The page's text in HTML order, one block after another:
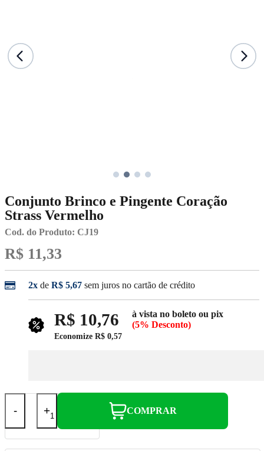
Conjunto Brinco e Pingente Coração
Strass Vermelho
Cod. do Produto: CJ19
R$ 11,33
2x de R$ 5,67 sem juros no cartão de crédito
R$ 10,76
à vista no boleto ou pix
(5% Desconto)
Economize R$ 0,57
- + COMPRAR